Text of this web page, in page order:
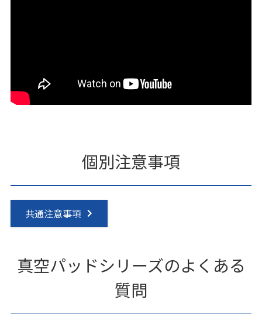
個別注意事項
共通注意事項
真空パッドシリーズのよくある
質問